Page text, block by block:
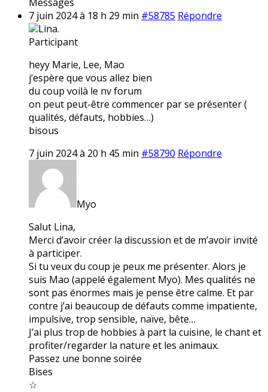
7 juin 2024 à 18 h 29 min #58785 Répondre
Lina.
Participant
heyy Marie, Lee, Mao
j’espère que vous allez bien
du coup voilà le nv forum
on peut peut-être commencer par se présenter (
qualités, défauts, hobbies…)
bisous
7 juin 2024 à 20 h 45 min #58790 Répondre
Myo
Salut Lina,
Merci d’avoir créer la discussion et de m’avoir invité
à participer.
Si tu veux du coup je peux me présenter. Alors je
suis Mao (appelé également Myo). Mes qualités ne
sont pas énormes mais je pense être calme. Et par
contre j’ai beaucoup de défauts comme impatiente,
impulsive, trop sensible, naïve, bête…
J’ai plus trop de hobbies à part la cuisine, le chant et
profiter/regarder la nature et les animaux.
Passez une bonne soirée
Bises
☆